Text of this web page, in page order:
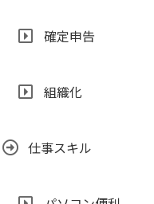
確定申告
組織化
仕事スキル